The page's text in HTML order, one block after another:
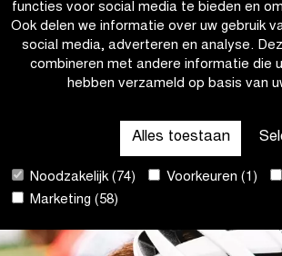
functies voor social media te bieden en
Ook delen we informatie over uw gebruik
social media, adverteren en analyse.
combineren met andere informatie die
hebben verzameld op basis van
Alles toestaan
Noodzakelijk (74) Voorkeuren (1)
Marketing (58)